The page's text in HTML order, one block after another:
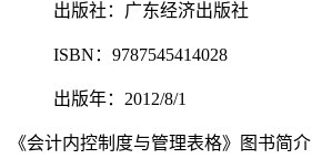
出版社：广东经济出版社
ISBN：9787545414028
出版年：2012/8/1
《会计内控制度与管理表格》图书简介